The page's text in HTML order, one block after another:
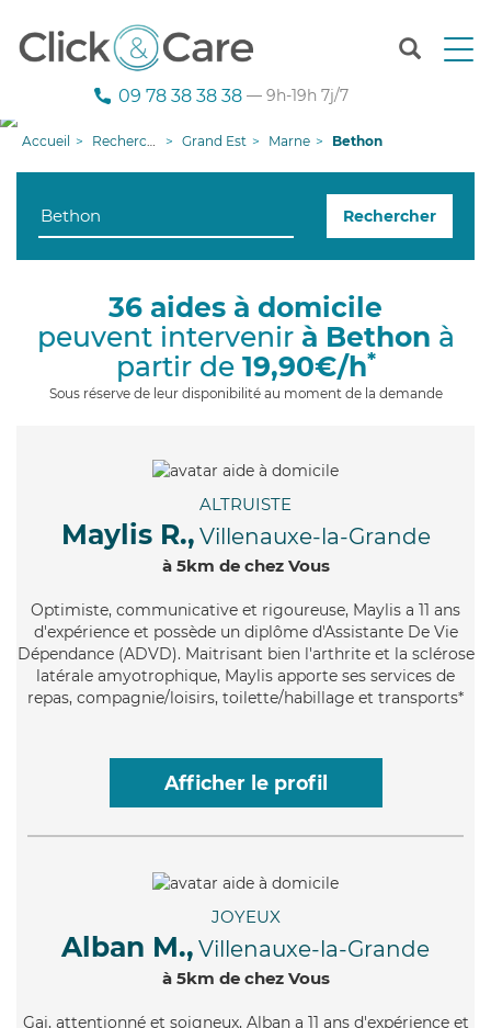
T
n
g
09 78 38 38 38 — 9h-19h 7j/7
Accueil Recherche aide à domicile Grand Est Marne Bethon
Rechercher
36 aides à domicile
peuvent intervenir à Bethon à
partir de 19,90€/h*
Sous réserve de leur disponibilité au moment de la demande
ALTRUISTE
Maylis R., Villenauxe-la-Grande
à 5km de chez Vous
Optimiste, communicative et rigoureuse, Maylis a 11 ans
d'expérience et possède un diplôme d'Assistante De Vie
Dépendance (ADVD). Maitrisant bien l'arthrite et la sclérose
latérale amyotrophique, Maylis apporte ses services de
repas, compagnie/loisirs, toilette/habillage et transports*
Afficher le profil
JOYEUX
Alban M., Villenauxe-la-Grande
à 5km de chez Vous
Gai, attentionné et soigneux, Alban a 11 ans d'expérience et